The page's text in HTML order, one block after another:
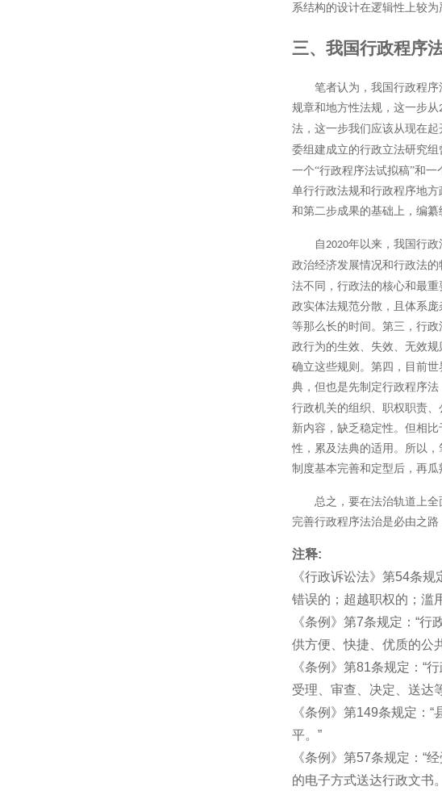
系结构的设计在逻辑性上较
三、我国行政程序
笔者认为，我国行政程
规章和地方性法规，这一步从
法，这一步我们应该从现在
委组建成立的行政立法研究
一个“行政程序法试拟稿”和
单行行政法规和行政程序地
和第二步成果的基础上，编纂
自2020年以来，我国行
政治经济发展情况和行政法
法不同，行政法的核心和最
政实体法规范分散，且体系
等那么长的时间。第三，行
政行为的生效、失效、无效
确立这些规则。第四，目前
典，但也是先制定行政程序法
行政机关的组织、职权职责
新内容，缺乏稳定性。但相
性，累及法典的适用。所以
制度基本完善和定型后，再瓜
总之，要在法治轨道上
完善行政程序法治是必由之
注释:
《行政诉讼法》第54条
错误的；超越职权的；滥
《条例》第7条规定：“
供方便、快捷、优质的公
《条例》第81条规定：“
受理、审查、决定、送达
《条例》第149条规定
平。”
《条例》第57条规定：“
的电子方式送达行政文书